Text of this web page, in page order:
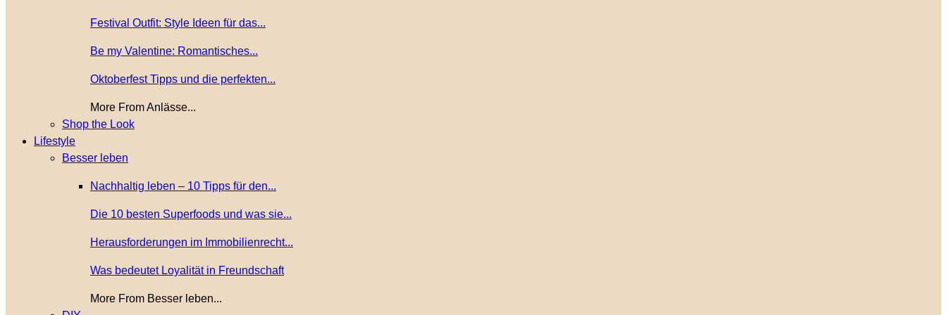
Festival Outfit: Style Ideen für das...
Be my Valentine: Romantisches...
Oktoberfest Tipps und die perfekten...
More From Anlässe...
Shop the Look
Lifestyle
Besser leben
Nachhaltig leben – 10 Tipps für den...
Die 10 besten Superfoods und was sie...
Herausforderungen im Immobilienrecht...
Was bedeutet Loyalität in Freundschaft
More From Besser leben...